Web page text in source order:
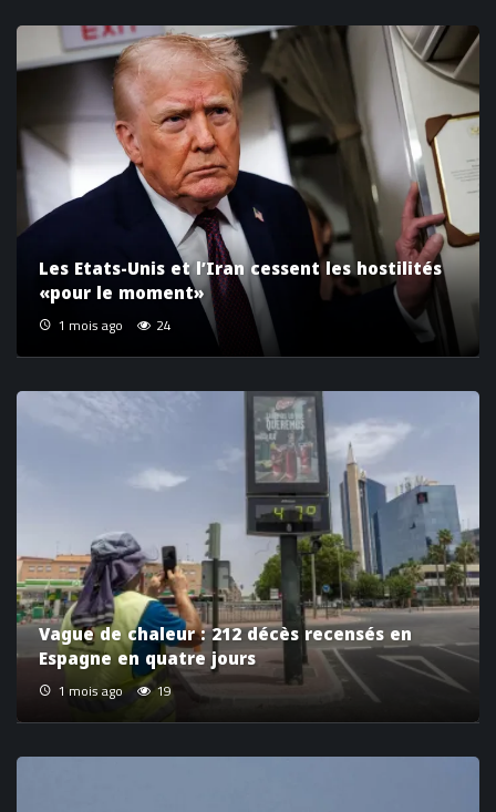
Les Etats-Unis et l’Iran cessent les hostilités
«pour le moment»
1 mois ago 24
Vague de chaleur : 212 décès recensés en
Espagne en quatre jours
1 mois ago 19